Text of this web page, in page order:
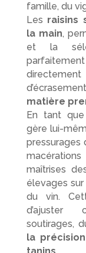
famille, du
Les raisins
la main,
et la
matière
En tant que
gère lui-
pressurages
maîtrises
élevages
du vin.
d’ajuster
soutirages,
la